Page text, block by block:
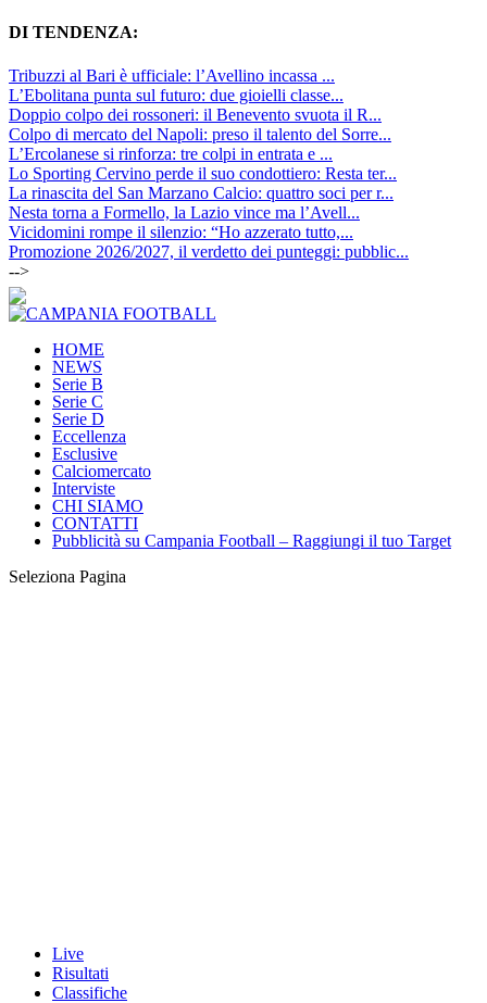
DI TENDENZA:
Tribuzzi al Bari è ufficiale: l’Avellino incassa ...
L’Ebolitana punta sul futuro: due gioielli classe...
Doppio colpo dei rossoneri: il Benevento svuota il R...
Colpo di mercato del Napoli: preso il talento del Sorre...
L’Ercolanese si rinforza: tre colpi in entrata e ...
Lo Sporting Cervino perde il suo condottiero: Resta ter...
La rinascita del San Marzano Calcio: quattro soci per r...
Nesta torna a Formello, la Lazio vince ma l’Avell...
Vicidomini rompe il silenzio: “Ho azzerato tutto,...
Promozione 2026/2027, il verdetto dei punteggi: pubblic...
-->
HOME
NEWS
Serie B
Serie C
Serie D
Eccellenza
Esclusive
Calciomercato
Interviste
CHI SIAMO
CONTATTI
Pubblicità su Campania Football – Raggiungi il tuo Target
Seleziona Pagina
Live
Risultati
Classifiche